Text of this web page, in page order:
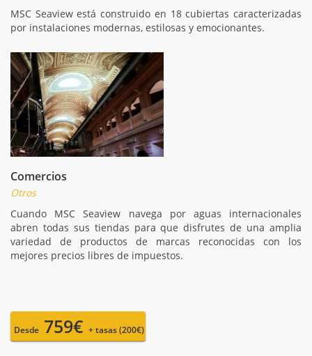
MSC Seaview está construido en 18 cubiertas caracterizadas
por instalaciones modernas, estilosas y emocionantes.
Comercios
Otros
Cuando MSC Seaview navega por aguas internacionales
abren todas sus tiendas para que disfrutes de una amplia
variedad de productos de marcas reconocidas con los
mejores precios libres de impuestos.
Desde 759€ + tasas (200€)